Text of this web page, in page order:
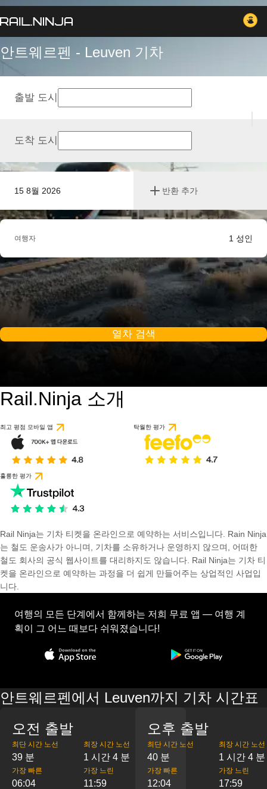
안트웨르펜 - Leuven 기차
15 8월 2026 반환 추가
출발 도시
도착 도시
여행자 1 성인
열차 검색
Rail.Ninja 소개
최고 평점 모바일 앱 탁월한 평가
훌륭한 평가
Rail Ninja는 기차 티켓을 온라인으로 예약하는 서비스입니다. Rain Ninja
는 철도 운송사가 아니며, 기차를 소유하거나 운영하지 않으며, 어떠한
철도 회사의 공식 웹사이트를 대리하지도 않습니다. Rail Ninja는 기차 티
켓을 온라인으로 예약하는 과정을 더 쉽게 만들어주는 상업적인 사업입
니다.
여행의 모든 단계에서 함께하는 저희 무료 앱 — 여행 계
획이 그 어느 때보다 쉬워졌습니다!
안트웨르펜에서 Leuven까지 기차 시간표
오전 출발
최단 시간 노선
39 분
최장 시간 노선
1 시간 4 분
가장 빠른
06:04
가장 느린
11:59
오후 출발
최단 시간 노선
40 분
최장 시간 노선
1 시간 4 분
가장 빠른
12:04
가장 느린
17:59